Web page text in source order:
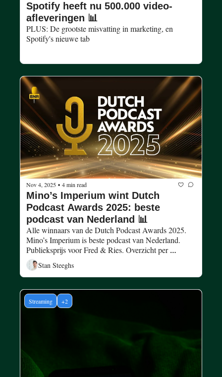
Spotify heeft nu 500.000 video-
afleveringen 📊
PLUS: De grootste misvatting in marketing, en
Spotify's nieuwe tab
Nov 4, 2025 • 4 min read
Mino’s Imperium wint Dutch
Podcast Awards 2025: beste
podcast van Nederland 📊
Alle winnaars van de Dutch Podcast Awards 2025.
Mino’s Imperium is beste podcast van Nederland.
Publieksprijs voor Fred & Ries. Overzicht per
categorie.
Stan Steeghs
Streaming +2